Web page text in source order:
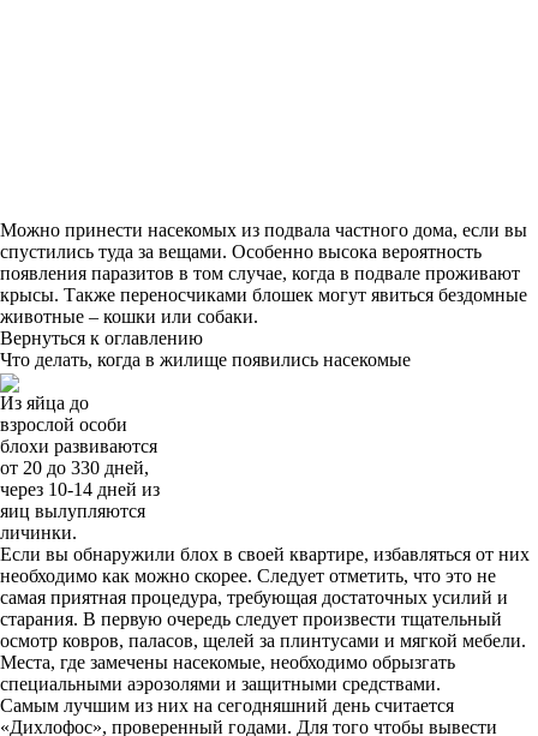
Можно принести насекомых из подвала частного дома, если вы
спустились туда за вещами. Особенно высока вероятность
появления паразитов в том случае, когда в подвале проживают
крысы. Также переносчиками блошек могут явиться бездомные
животные – кошки или собаки.
Вернуться к оглавлению
Что делать, когда в жилище появились насекомые
Из яйца до
взрослой особи
блохи развиваются
от 20 до 330 дней,
через 10-14 дней из
яиц вылупляются
личинки.
Если вы обнаружили блох в своей квартире, избавляться от них
необходимо как можно скорее. Следует отметить, что это не
самая приятная процедура, требующая достаточных усилий и
старания. В первую очередь следует произвести тщательный
осмотр ковров, паласов, щелей за плинтусами и мягкой мебели.
Места, где замечены насекомые, необходимо обрызгать
специальными аэрозолями и защитными средствами.
Самым лучшим из них на сегодняшний день считается
«Дихлофос», проверенный годами. Для того чтобы вывести